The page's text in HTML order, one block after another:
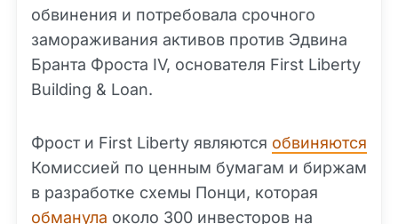
обвинения и потребовала срочного
замораживания активов против Эдвина
Бранта Фроста IV, основателя First Liberty
Building & Loan.
Фрост и First Liberty являются обвиняются
Комиссией по ценным бумагам и биржам
в разработке схемы Понци, которая
обманула около 300 инвесторов на